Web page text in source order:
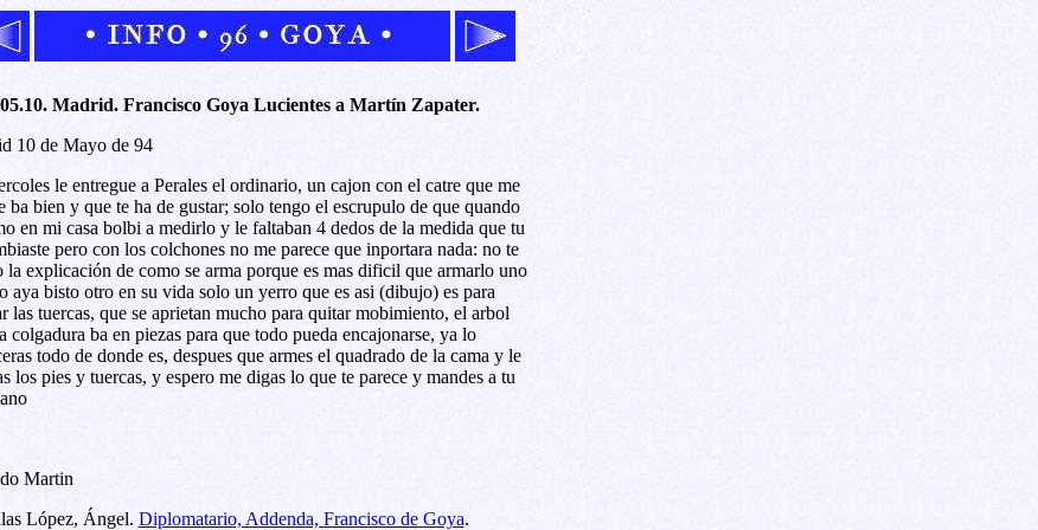
Madrid. Francisco Goya Lucientes a Martín Zapater.
10 de Mayo de 94
le entregue a Perales el ordinario, un cajon con el catre que me
ba bien y que te ha de gustar; solo tengo el escrupulo de que quando
en mi casa bolbi a medirlo y le faltaban 4 dedos de la medida que tu
pero con los colchones no me parece que inportara nada: no te
la explicación de como se arma porque es mas dificil que armarlo uno
aya bisto otro en su vida solo un yerro que es asi (dibujo) es para
las tuercas, que se aprietan mucho para quitar mobimiento, el arbol
colgadura ba en piezas para que todo pueda encajonarse, ya lo
todo de donde es, despues que armes el quadrado de la cama y le
los pies y tuercas, y espero me digas lo que te parece y mandes a tu
Martin
López, Ángel. Diplomatario, Addenda, Francisco de Goya.